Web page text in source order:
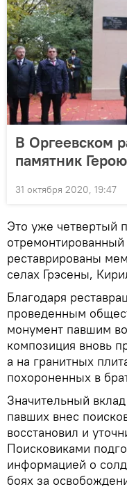
В Оргеевском
памятник
31 октября 2020, 19:47
Это уже четвертый
реставрированы
селах Грэсены,
Благодаря
проведенным
монумент павшим
композиция вновь
а на гранитных
похороненных в
Значительный
павших внес
восстановил и
Поисковиками
информацией о
боях за